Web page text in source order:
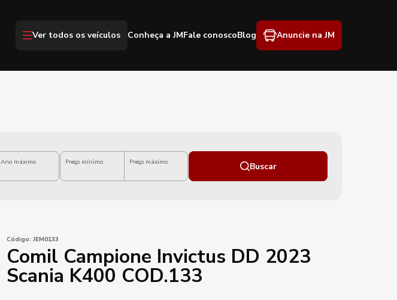
Ver todos os veículos Conheça a JMFale conoscoBlog Anuncie na JM
Ano máximo Preço mínimo Preço máximo Buscar
Código: JEM0133
Comil Campione Invictus DD 2023
Scania K400 COD.133